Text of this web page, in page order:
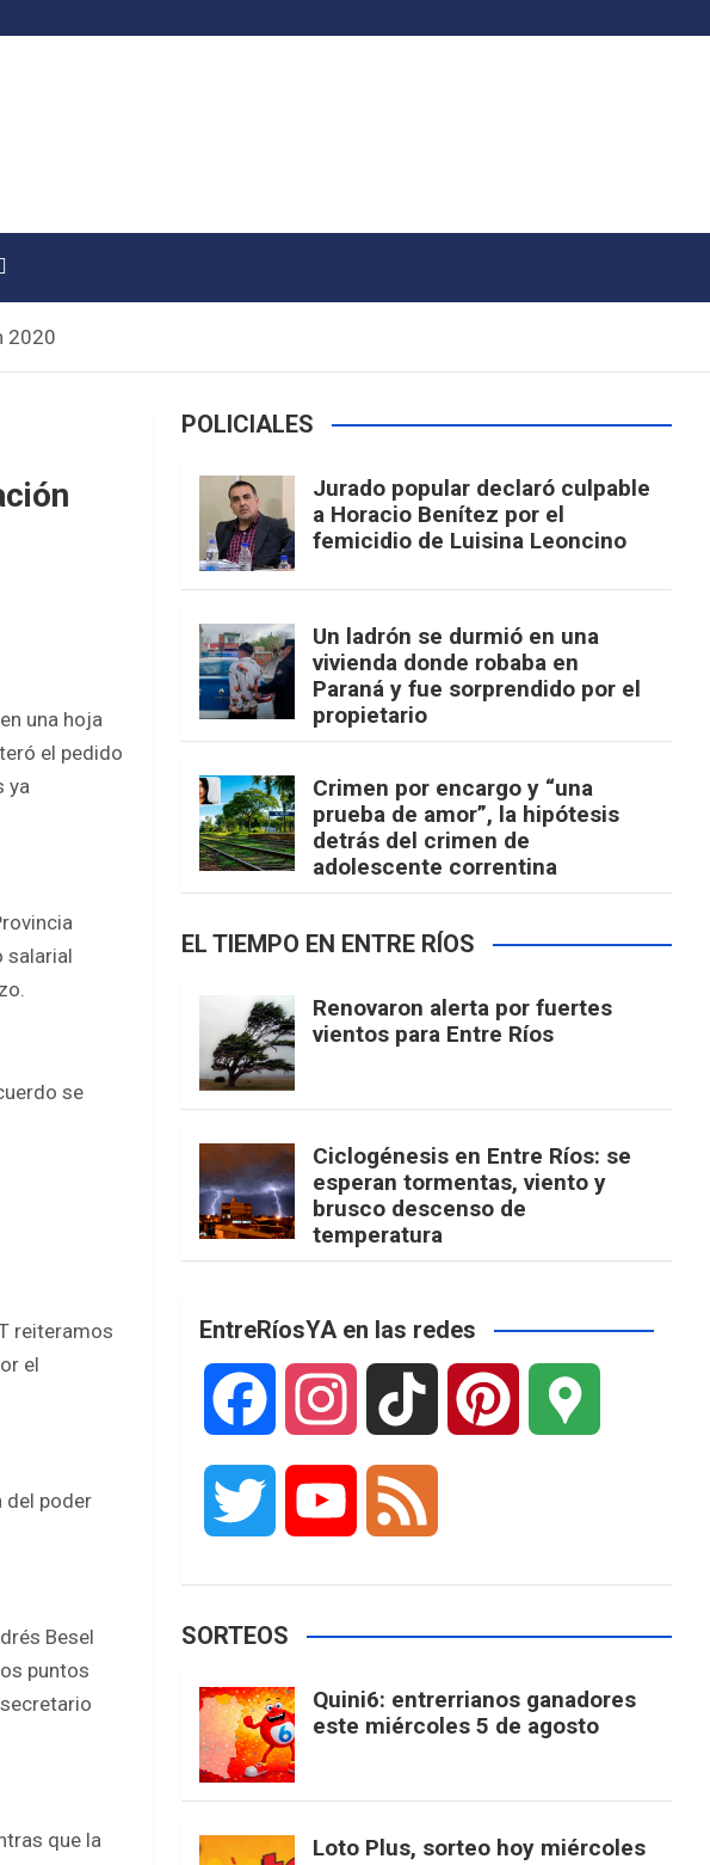
2020
una hoja
el pedido
ya
salarial
se
reiteramos
el
del poder
Besel
puntos
que la
POLICIALES
Jurado popular declaró culpable
a Horacio Benítez por el
femicidio de Luisina Leoncino
Un ladrón se durmió en una
vivienda donde robaba en
Paraná y fue sorprendido por el
propietario
Crimen por encargo y “una
prueba de amor”, la hipótesis
detrás del crimen de
adolescente correntina
EL TIEMPO EN ENTRE RÍOS
Renovaron alerta por fuertes
vientos para Entre Ríos
Ciclogénesis en Entre Ríos: se
esperan tormentas, viento y
brusco descenso de
temperatura
EntreRíosYA en las redes
a
b
o
n
a
i
t
t
e
u
b
e
d
SORTEOS
Quini6: entrerrianos ganadores
este miércoles 5 de agosto
Loto Plus, sorteo hoy miércoles